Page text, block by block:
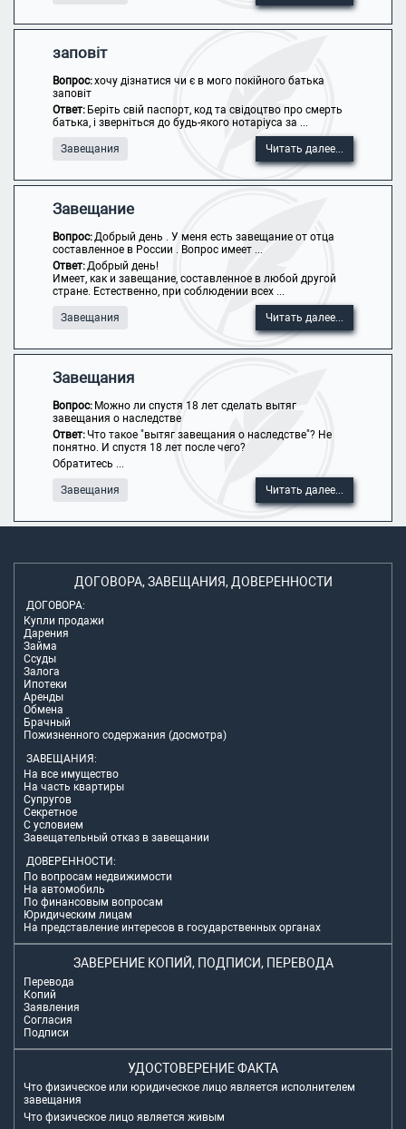
заповіт
Вопрос:хочу дізнатися чи є в мого покійного батька
заповіт
Ответ: Беріть свій паспорт, код та свідоцтво про смерть
батька, і зверніться до будь-якого нотаріуса за ...
Завещания Читать далее...
Завещание
Вопрос:Добрый день . У меня есть завещание от отца
составленное в России . Вопрос имеет ...
Ответ:Добрый день!
Имеет, как и завещание, составленное в любой другой
стране. Естественно, при соблюдении всех ...
Завещания Читать далее...
Завещания
Вопрос: Можно ли спустя 18 лет сделать вытяг
завещания о наследстве
Ответ:Что такое "вытяг завещания о наследстве"? Не
понятно. И спустя 18 лет после чего?
Обратитесь ...
Завещания Читать далее...
ДОГОВОРА, ЗАВЕЩАНИЯ, ДОВЕРЕННОСТИ
ДОГОВОРА:
Купли продажи
Дарения
Займа
Ссуды
Залога
Ипотеки
Аренды
Обмена
Брачный
Пожизненного содержания (досмотра)
ЗАВЕЩАНИЯ:
На все имущество
На часть квартиры
Супругов
Секретное
С условием
Завещательный отказ в завещании
ДОВЕРЕННОСТИ:
По вопросам недвижимости
На автомобиль
По финансовым вопросам
Юридическим лицам
На представление интересов в государственных органах
ЗАВЕРЕНИЕ КОПИЙ, ПОДПИСИ, ПЕРЕВОДА
Перевода
Копий
Заявления
Согласия
Подписи
УДОСТОВЕРЕНИЕ ФАКТА
Что физическое или юридическое лицо является исполнителем
завещания
Что физическое лицо является живым